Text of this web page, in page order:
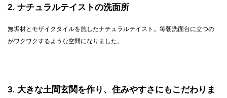
2 ナチュラルテイストの洗面所
無垢材とモザイクタイルを施したナチュラルテイスト。毎朝洗面台に立つの
がワクワクするような空間になりました。
3 大きな土間玄関を作り、住みやすさにもこだわりま